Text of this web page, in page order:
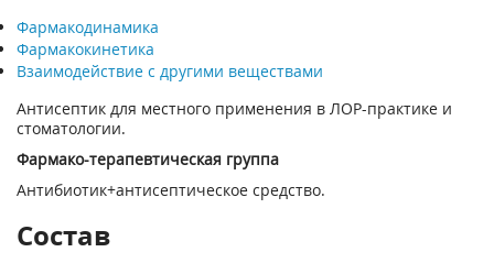
Фармакодинамика
Фармакокинетика
Взаимодействие с другими веществами
Антисептик для местного применения в ЛОР-практике и
стоматологии.
Фармако-терапевтическая группа
Антибиотик+антисептическое средство.
Состав